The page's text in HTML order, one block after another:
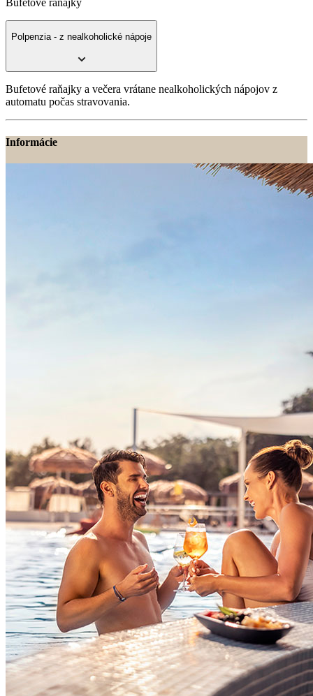
Polpenzia - z nealkoholické nápoje
Bufetové raňajky a večera vrátane nealkoholických nápojov z
automatu počas stravovania.
Informácie